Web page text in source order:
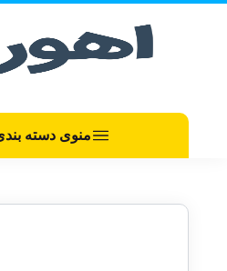
منوی دسته